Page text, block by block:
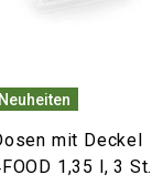
Neuheiten
mit Deckel
1,35 l, 3 St.